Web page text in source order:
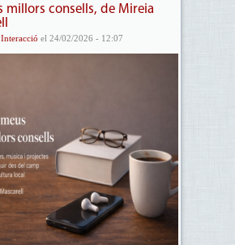
millors consells, de Mireia
Interacció el 24/02/2026 - 12:07